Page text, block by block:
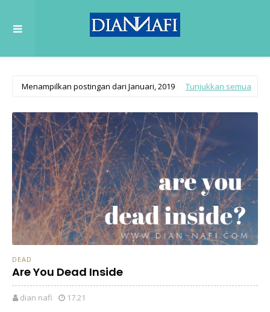
Menampilkan postingan dari Januari, 2019 Tunjukkan semua
DEAD
Are You Dead Inside
dian nafi 17.21